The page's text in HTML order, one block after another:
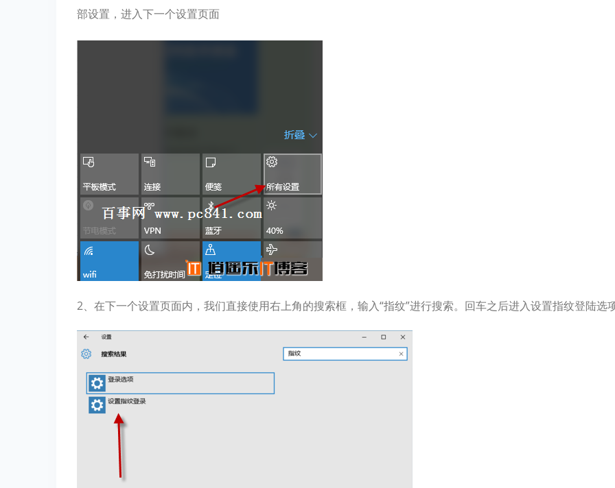
部设置，进入下一个设置页面
2、在下一个设置页面内，我们直接使用右上角的搜索框，输入“指纹”进行搜索。回车之后进入设置指纹登陆选